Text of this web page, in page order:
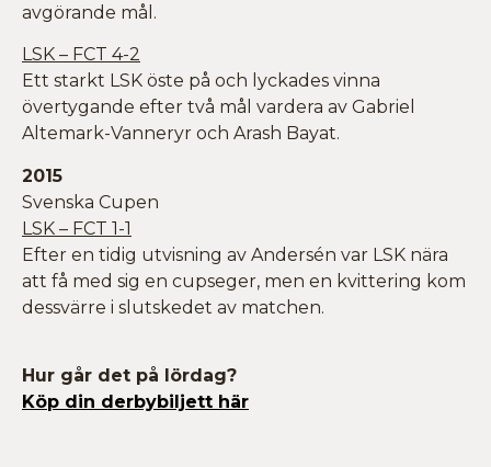
avgörande mål.
LSK – FCT 4-2
Ett starkt LSK öste på och lyckades vinna
övertygande efter två mål vardera av Gabriel
Altemark-Vanneryr och Arash Bayat.
2015
Svenska Cupen
LSK – FCT 1-1
Efter en tidig utvisning av Andersén var LSK nära
att få med sig en cupseger, men en kvittering kom
dessvärre i slutskedet av matchen.
Hur går det på lördag?
Köp din derbybiljett här